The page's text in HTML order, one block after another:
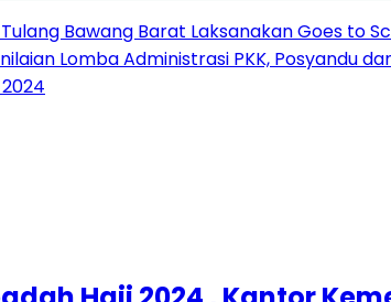
Bawang Barat Laksanakan Goes to
Lomba Administrasi PKK, Posyandu